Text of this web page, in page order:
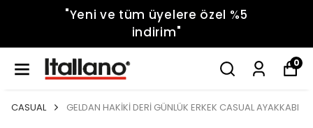
"Yeni ve tüm üyelere özel %5
indirim"
0
CASUAL GELDAN HAKİKİ DERİ GÜNLÜK ERKEK CASUAL AYAKKABI